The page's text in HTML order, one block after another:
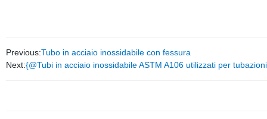
Previous:Tubo in acciaio inossidabile con fessura
Next:{@Tubi in acciaio inossidabile ASTM A106 utilizzati per